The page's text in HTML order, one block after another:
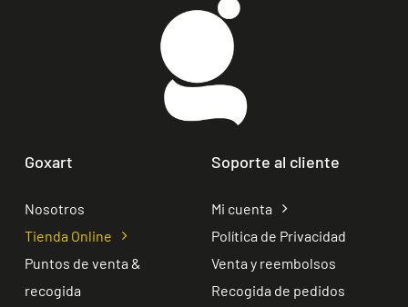
Goxart
Nosotros
Tienda Online
Puntos de venta &
recogida
Soporte al cliente
Mi cuenta
Política de Privacidad
Venta y reembolsos
Recogida de pedidos